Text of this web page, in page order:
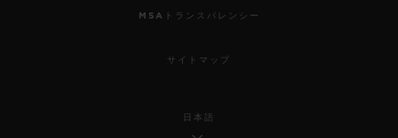
MSAトランスパレンシー
サイトマップ
日本語